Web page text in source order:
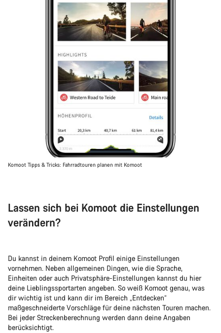
Komoot Tipps & Tricks: Fahrradtouren planen mit Komoot
Lassen sich bei Komoot die Einstellungen
verändern?
Du kannst in deinem Komoot Profil einige Einstellungen
vornehmen. Neben allgemeinen Dingen, wie die Sprache,
Einheiten oder auch Privatsphäre-Einstellungen kannst du hier
deine Lieblingssportarten angeben. So weiß Komoot genau, was
dir wichtig ist und kann dir im Bereich „Entdecken“
maßgeschneiderte Vorschläge für deine nächsten Touren machen.
Bei jeder Streckenberechnung werden dann deine Angaben
berücksichtigt.